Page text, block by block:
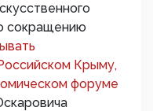
сокращению
Крыму,
форуме